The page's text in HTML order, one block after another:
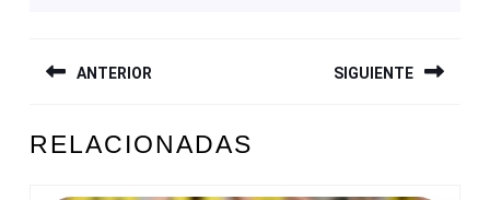
DE
ANTERIOR
anterior:
SIGUIENTE
entrada:
RELACIONADAS